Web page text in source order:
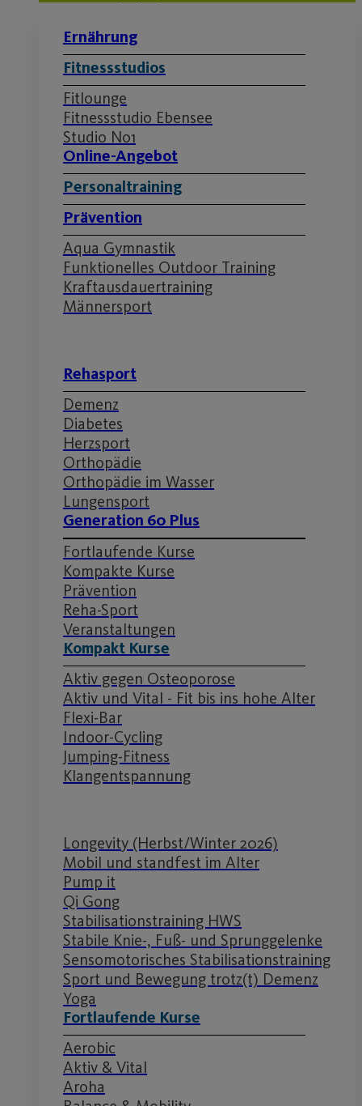
Ernährung
Fitnessstudios
Fitlounge
Fitnessstudio Ebensee
Studio No1
Online-Angebot
Personaltraining
Prävention
Aqua Gymnastik
Funktionelles Outdoor Training
Kraftausdauertraining
Männersport
Rehasport
Demenz
Diabetes
Herzsport
Orthopädie
Orthopädie im Wasser
Lungensport
Generation 60 Plus
Fortlaufende Kurse
Kompakte Kurse
Prävention
Reha-Sport
Veranstaltungen
Kompakt Kurse
Aktiv gegen Osteoporose
Aktiv und Vital - Fit bis ins hohe Alter
Flexi-Bar
Indoor-Cycling
Jumping-Fitness
Klangentspannung
Longevity (Herbst/Winter 2026)
Mobil und standfest im Alter
Pump it
Qi Gong
Stabilisationstraining HWS
Stabile Knie-, Fuß- und Sprunggelenke
Sensomotorisches Stabilisationstraining
Sport und Bewegung trotz(t) Demenz
Yoga
Fortlaufende Kurse
Aerobic
Aktiv & Vital
Aroha